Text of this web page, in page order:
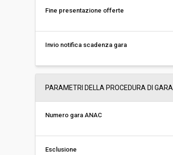
Fine presentazione offerte
Invio notifica scadenza gara
PARAMETRI DELLA PROCEDURA DI GARA
Numero gara ANAC
Esclusione